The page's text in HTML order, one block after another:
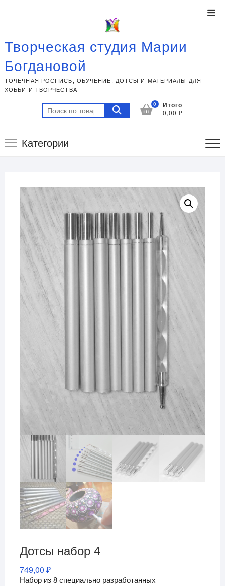
Творческая студия Марии
Богдановой
ТОЧЕЧНАЯ РОСПИСЬ, ОБУЧЕНИЕ, ДОТСЫ И МАТЕРИАЛЫ ДЛЯ
ХОББИ И ТВОРЧЕСТВА
Искать: 0 Итого
0,00 ₽
Категории
Дотсы набор 4
749,00 ₽
Набор из 8 специально разработанных